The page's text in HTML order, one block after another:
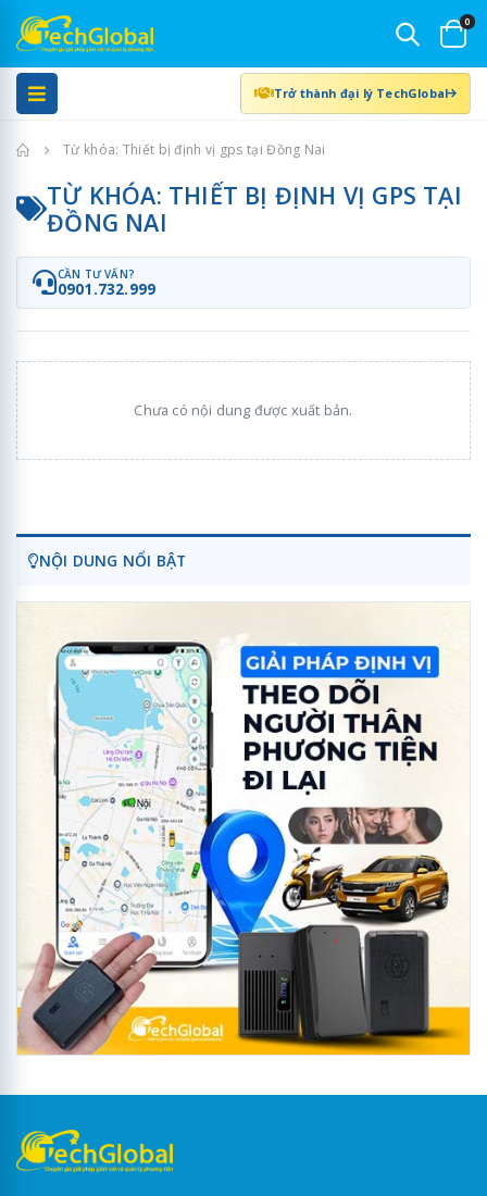
0
Trở thành đại lý TechGlobal
Trang chủTừ khóa: Thiết bị định vị gps tại Đồng Nai
TỪ KHÓA: THIẾT BỊ ĐỊNH VỊ GPS TẠI
ĐỒNG NAI
CẦN TƯ VẤN?
0901.732.999
Chưa có nội dung được xuất bản.
NỘI DUNG NỔI BẬT